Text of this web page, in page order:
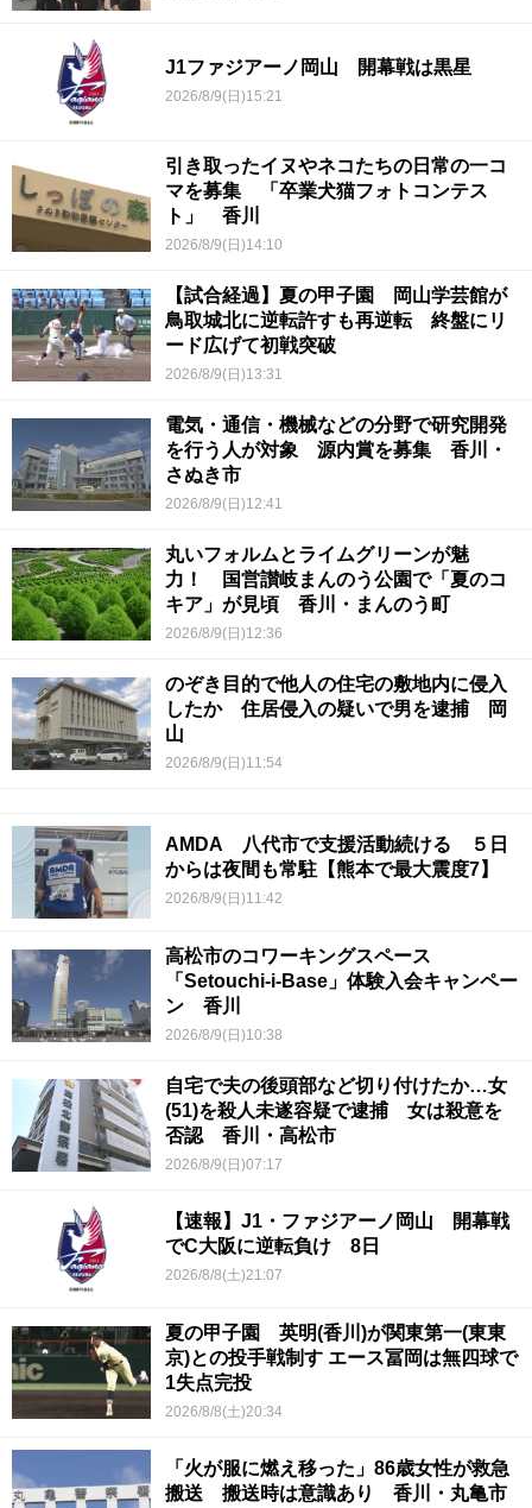
J1ファジアーノ岡山 開幕戦は黒星
2026/8/9(日)15:21
引き取ったイヌやネコたちの日常の一コ
マを募集 「卒業犬猫フォトコンテス
ト」 香川
2026/8/9(日)14:10
【試合経過】夏の甲子園 岡山学芸館が
鳥取城北に逆転許すも再逆転 終盤にリ
ード広げて初戦突破
2026/8/9(日)13:31
電気・通信・機械などの分野で研究開発
を行う人が対象 源内賞を募集 香川・
さぬき市
2026/8/9(日)12:41
丸いフォルムとライムグリーンが魅
力！ 国営讃岐まんのう公園で「夏のコ
キア」が見頃 香川・まんのう町
2026/8/9(日)12:36
のぞき目的で他人の住宅の敷地内に侵入
したか 住居侵入の疑いで男を逮捕 岡
山
2026/8/9(日)11:54
AMDA 八代市で支援活動続ける ５日
からは夜間も常駐【熊本で最大震度7】
2026/8/9(日)11:42
高松市のコワーキングスペース
「Setouchi-i-Base」体験入会キャンペー
ン 香川
2026/8/9(日)10:38
自宅で夫の後頭部など切り付けたか…女
(51)を殺人未遂容疑で逮捕 女は殺意を
否認 香川・高松市
2026/8/9(日)07:17
【速報】J1・ファジアーノ岡山 開幕戦
でC大阪に逆転負け 8日
2026/8/8(土)21:07
夏の甲子園 英明(香川)が関東第一(東東
京)との投手戦制す エース冨岡は無四球で
1失点完投
2026/8/8(土)20:34
「火が服に燃え移った」86歳女性が救急
搬送 搬送時は意識あり 香川・丸亀市